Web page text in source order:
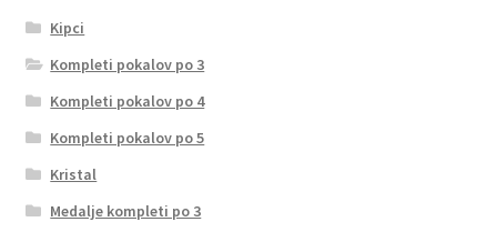
Kipci
Kompleti pokalov po 3
Kompleti pokalov po 4
Kompleti pokalov po 5
Kristal
Medalje kompleti po 3